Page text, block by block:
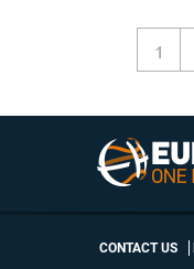
1
CONTACT US